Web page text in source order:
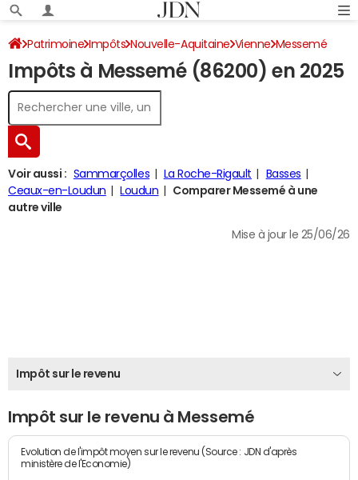
Patrimoine Impôts Nouvelle-Aquitaine Vienne Messemé
Impôt sur le revenu
Impôts à Messemé (86200) en 2025
Voir aussi : Sammarçolles La Roche-Rigault
Basses
Ceaux-en-Loudun
Loudun
Comparer Messemé à une
autre ville
Mise à jour le 25/06/26
Impôt sur le revenu
Impôt sur le revenu à Messemé
Evolution de l'impôt moyen sur le revenu (Source : JDN d'après
ministère de l'Economie)